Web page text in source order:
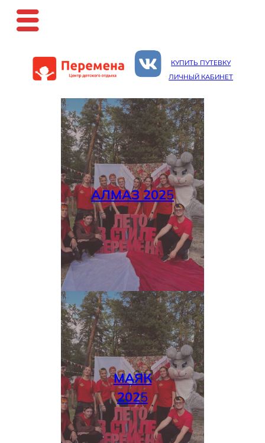
к
содержимому
КУПИТЬ ПУТЕВКУ
ЛИЧНЫЙ КАБИНЕТ
АЛМАЗ 2025
МАЯК
2025